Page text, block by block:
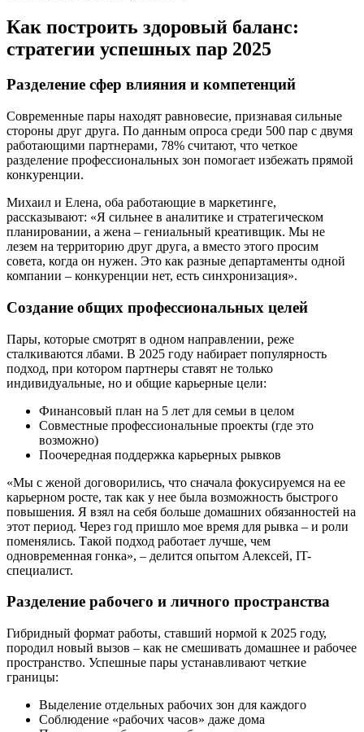
Как построить здоровый баланс:
стратегии успешных пар 2025
Разделение сфер влияния и компетенций
Современные пары находят равновесие, признавая сильные
стороны друг друга. По данным опроса среди 500 пар с двумя
работающими партнерами, 78% считают, что четкое
разделение профессиональных зон помогает избежать прямой
конкуренции.
Михаил и Елена, оба работающие в маркетинге,
рассказывают: «Я сильнее в аналитике и стратегическом
планировании, а жена – гениальный креативщик. Мы не
лезем на территорию друг друга, а вместо этого просим
совета, когда он нужен. Это как разные департаменты одной
компании – конкуренции нет, есть синхронизация».
Создание общих профессиональных целей
Пары, которые смотрят в одном направлении, реже
сталкиваются лбами. В 2025 году набирает популярность
подход, при котором партнеры ставят не только
индивидуальные, но и общие карьерные цели:
Финансовый план на 5 лет для семьи в целом
Совместные профессиональные проекты (где это
возможно)
Поочередная поддержка карьерных рывков
«Мы с женой договорились, что сначала фокусируемся на ее
карьерном росте, так как у нее была возможность быстрого
повышения. Я взял на себя больше домашних обязанностей на
этот период. Через год пришло мое время для рывка – и роли
поменялись. Такой подход работает лучше, чем
одновременная гонка», – делится опытом Алексей, IT-
специалист.
Разделение рабочего и личного пространства
Гибридный формат работы, ставший нормой к 2025 году,
породил новый вызов – как не смешивать домашнее и рабочее
пространство. Успешные пары устанавливают четкие
границы:
Выделение отдельных рабочих зон для каждого
Соблюдение «рабочих часов» даже дома